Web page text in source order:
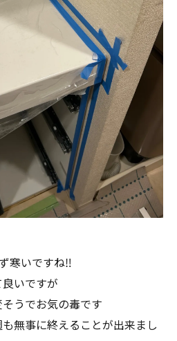
寒いですね‼︎
いですが
うでお気の毒です
無事に終えることが出来まし